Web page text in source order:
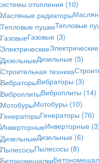
отопления (10)
Тепловые
Газовые (3)
Электрические
Дизельные (5)
Вибраторы (3)
Виброплиты (14)
Мотобуры (10)
Генераторы (76)
Инверторные
Дизельные (6)
Пылесосы (8)